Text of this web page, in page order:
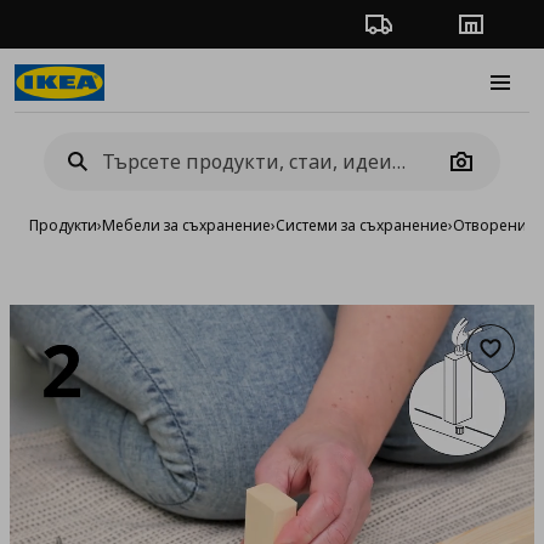
Проследяване на
Camera
Продукти›Мебели за съхранение›Системи за съхранение›Отворени